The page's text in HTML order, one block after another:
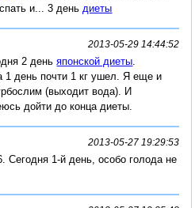
и... 3 день диеты
2013-05-29 14:44:52
2 деньяпонской диеты
1 день почти 1 кг ушел. Я еще и
(выходит вода). И
дойти до конца диеты.
2013-05-27 19:29:53
Сегодня 1-й день, особо голода не